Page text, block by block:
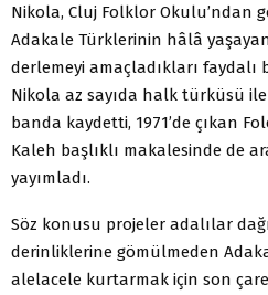
Nikola, Cluj Folklor Okulu’ndan
Adakale Türklerinin hâlâ
derlemeyi amaçladıkları faydalı
Nikola az sayıda halk türküsü ile
banda kaydetti, 1971’de çıkan
Kaleh başlıklı makalesinde de
yayımladı.
Söz konusu projeler adalılar
derinliklerine gömülmeden
alelacele kurtarmak için son